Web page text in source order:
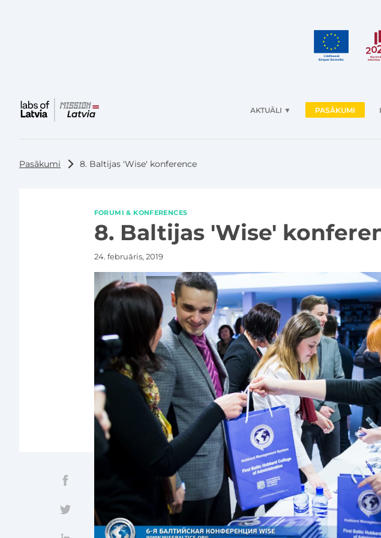
AKTUĀLI ▼ PASĀKUMI
Pasākumi 8. Baltijas 'Wise' konference
FORUMI & KONFERENCES
8. Baltijas 'Wise'
24. februāris, 2019